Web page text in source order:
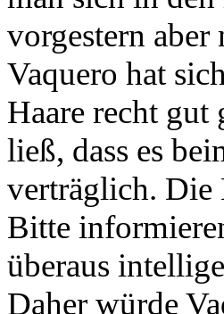
vorgestern
Vaquero hat
Haare recht gut
ließ, dass es
verträglich. Die
Bitte
überaus
Daher würde